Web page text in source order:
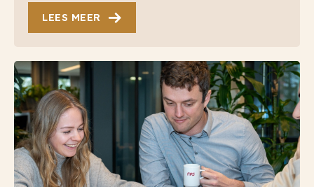
LEES MEER